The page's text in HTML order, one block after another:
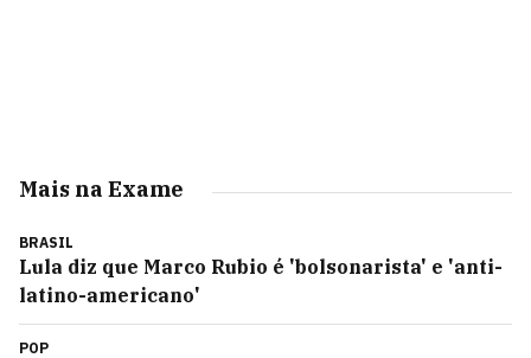
Mais na Exame
BRASIL
Lula diz que Marco Rubio é 'bolsonarista' e 'anti-
latino-americano'
POP